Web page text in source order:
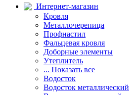
Интернет-магазин
Кровля
Металлочерепица
Профнастил
Фальцевая кровля
Доборные элементы
Утеплитель
... Показать все
Водосток
Водосток металлический